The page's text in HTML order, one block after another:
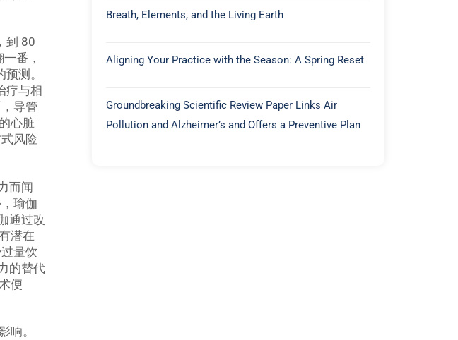
到 80
番，
测。
疗与相
导管
心脏
风险
而闻
瑜伽
通过改
潜在
量饮
的替代
便
响。
Breath, Elements, and the Living Earth
Aligning Your Practice with the Season: A Spring Reset
Groundbreaking Scientific Review Paper Links Air
Pollution and Alzheimer’s and Offers a Preventive Plan